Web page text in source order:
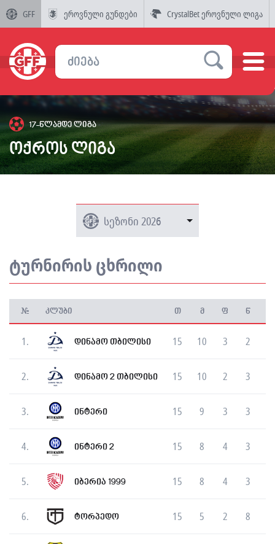
GFF ეროვნული გუნდები CrystalBet ეროვნული ლიგა
17-წლამდე ლიგა
ოქროს ლიგა
ტურნირის ცხრილი
# კლუბი თ მ ფ წ
1. დინამო თბილისი 15 10 3 2
2. დინამო 2 თბილისი 15 10 2 3
3. ინტერი 15 9 3 3
4. ინტერი 2 15 8 4 3
5. იბერია 1999 15 8 4 3
6. ტორპედო 15 5 2 8